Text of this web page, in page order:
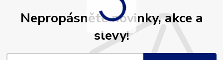
Nepropásněte novinky, akce a
slevy!